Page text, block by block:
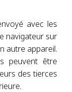
avec les
navigateur sur
autre appareil.
peuvent être
des tierces